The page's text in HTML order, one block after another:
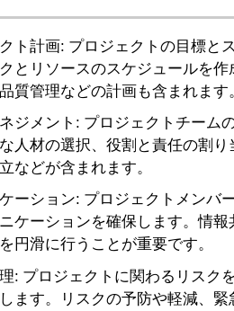
ト計画: プロジェクトの目標と
とリソースのスケジュールを作
質管理などの計画も含まれます
ジメント: プロジェクトチーム
人材の選択、役割と責任の割り
などが含まれます。
ーション: プロジェクトメンバ
ケーションを確保します。情報
円滑に行うことが重要です。
: プロジェクトに関わるリスク
ます。リスクの予防や軽減、